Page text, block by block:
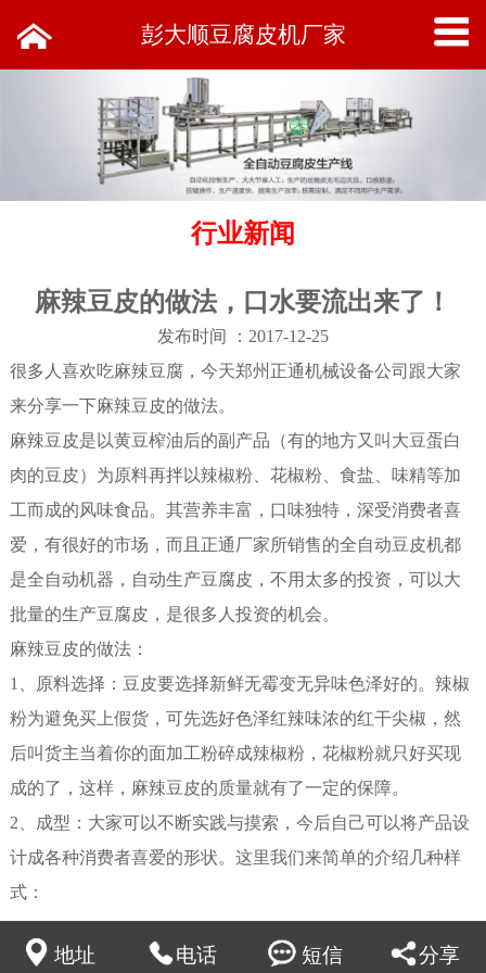
彭大顺豆腐皮机厂家
行业新闻
麻辣豆皮的做法，口水要流出来了！
发布时间 ：2017-12-25
很多人喜欢吃麻辣豆腐，今天郑州正通机械设备公司跟大家
来分享一下麻辣豆皮的做法。
麻辣豆皮是以黄豆榨油后的副产品（有的地方又叫大豆蛋白
肉的豆皮）为原料再拌以辣椒粉、花椒粉、食盐、味精等加
工而成的风味食品。其营养丰富，口味独特，深受消费者喜
爱，有很好的市场，而且正通厂家所销售的全自动豆皮机都
是全自动机器，自动生产豆腐皮，不用太多的投资，可以大
批量的生产豆腐皮，是很多人投资的机会。
麻辣豆皮的做法：
1、原料选择：豆皮要选择新鲜无霉变无异味色泽好的。辣椒
粉为避免买上假货，可先选好色泽红辣味浓的红干尖椒，然
后叫货主当着你的面加工粉碎成辣椒粉，花椒粉就只好买现
成的了，这样，麻辣豆皮的质量就有了一定的保障。
2、成型：大家可以不断实践与摸索，今后自己可以将产品设
计成各种消费者喜爱的形状。这里我们来简单的介绍几种样
式：
（1）可将豆皮用剪刀剪成小块，待制成产品后分装成若干小
包，以包为单位出售。
地址 电话 短信 分享